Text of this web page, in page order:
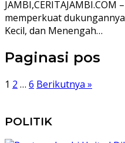
memperkuat
Kecil, dan Menengah…
Paginasi pos
1 2 … 6 Berikutnya »
POLITIK